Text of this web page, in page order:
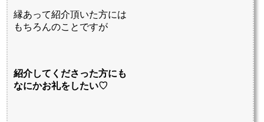
縁あって紹介頂いた方には
もちろんのことですが
紹介してくださった方にも
なにかお礼をしたい♡